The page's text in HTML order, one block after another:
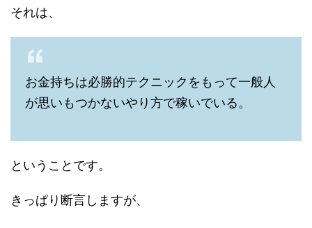
それは、
お金持ちは必勝的テクニックをもって一般人
が思いもつかないやり方で稼いでいる。
ということです。
きっぱり断言しますが、